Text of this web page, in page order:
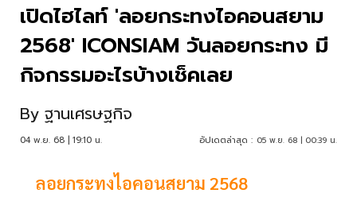
เปิดไฮไลท์ 'ลอยกระทงไอคอนสยาม
2568' ICONSIAM วันลอยกระทง มี
กิจกรรมอะไรบ้างเช็คเลย
By ฐานเศรษฐกิจ
04 พ.ย. 68 | 19:10 น. อัปเดตล่าสุด : 05 พ.ย. 68 | 00:39 น.
ลอยกระทงไอคอนสยาม 2568